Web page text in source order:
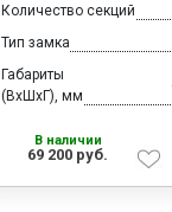
Количество секций
Тип замка
Габариты
(ВхШхГ), мм
В наличии
69 200 руб.